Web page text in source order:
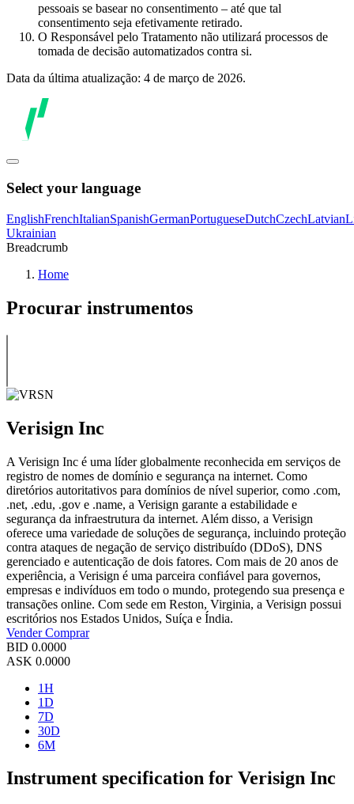
pessoais se basear no consentimento – até que tal
consentimento seja efetivamente retirado.
O Responsável pelo Tratamento não utilizará processos de
tomada de decisão automatizados contra si.
Data da última atualização: 4 de março de 2026.
Select your language
EnglishFrenchItalianSpanishGermanPortugueseDutchCzechLatvian
Ukrainian
Breadcrumb
Home
Procurar instrumentos
Verisign Inc
A Verisign Inc é uma líder globalmente reconhecida em serviços de
registro de nomes de domínio e segurança na internet. Como
diretórios autoritativos para domínios de nível superior, como .com,
.net, .edu, .gov e .name, a Verisign garante a estabilidade e
segurança da infraestrutura da internet. Além disso, a Verisign
oferece uma variedade de soluções de segurança, incluindo proteção
contra ataques de negação de serviço distribuído (DDoS), DNS
gerenciado e autenticação de dois fatores. Com mais de 20 anos de
experiência, a Verisign é uma parceira confiável para governos,
empresas e indivíduos em todo o mundo, protegendo sua presença e
transações online. Com sede em Reston, Virginia, a Verisign possui
escritórios nos Estados Unidos, Suíça e Índia.
VenderComprar
BID 0.0000
ASK 0.0000
1H
1D
7D
30D
6M
Instrument specification for Verisign Inc